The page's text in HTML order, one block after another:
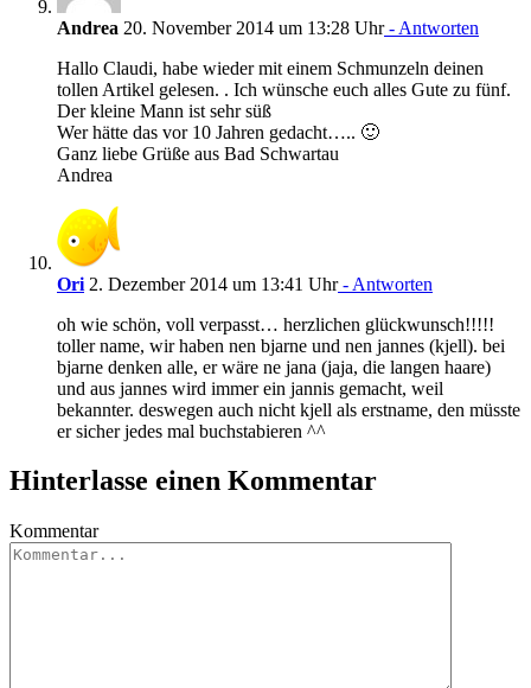
Andrea 20. November 2014 um 13:28 Uhr- Antworten
Hallo Claudi, habe wieder mit einem Schmunzeln deinen
tollen Artikel gelesen. . Ich wünsche euch alles Gute zu fünf.
Der kleine Mann ist sehr süß
Wer hätte das vor 10 Jahren gedacht….. 🙂
Ganz liebe Grüße aus Bad Schwartau
Andrea
Ori 2. Dezember 2014 um 13:41 Uhr- Antworten
oh wie schön, voll verpasst… herzlichen glückwunsch!!!!!
toller name, wir haben nen bjarne und nen jannes (kjell). bei
bjarne denken alle, er wäre ne jana (jaja, die langen haare)
und aus jannes wird immer ein jannis gemacht, weil
bekannter. deswegen auch nicht kjell als erstname, den müsste
er sicher jedes mal buchstabieren ^^
Hinterlasse einen Kommentar
Kommentar